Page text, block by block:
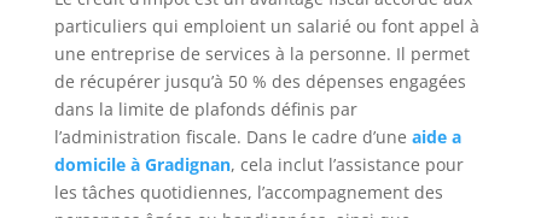
particuliers qui emploient un salarié ou font appel à
une entreprise de services à la personne. Il permet
de récupérer jusqu’à 50 % des dépenses engagées
dans la limite de plafonds définis par
l’administration fiscale. Dans le cadre d’une aide a
domicile à Gradignan, cela inclut l’assistance pour
les tâches quotidiennes, l’accompagnement des